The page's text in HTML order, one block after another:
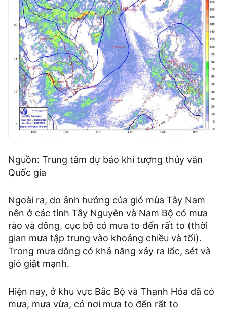
Nguồn: Trung tâm dự báo khí tượng thủy văn
Quốc gia
Ngoài ra, do ảnh hưởng của gió mùa Tây Nam
nên ở các tỉnh Tây Nguyên và Nam Bộ có mưa
rào và dông, cục bộ có mưa to đến rất to (thời
gian mưa tập trung vào khoảng chiều và tối).
Trong mưa dông có khả năng xảy ra lốc, sét và
gió giật mạnh.
Hiện nay, ở khu vực Bắc Bộ và Thanh Hóa đã có
mưa, mưa vừa, có nơi mưa to đến rất to